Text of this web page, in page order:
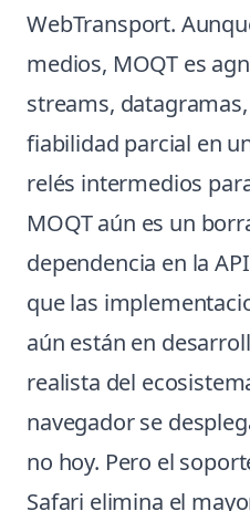
WebTransport.
medios, MOQT es
streams,
fiabilidad parcial en
relés intermedios
MOQT aún es un
dependencia en la
que las
aún están en
realista del
navegador se
no hoy. Pero el
Safari elimina el